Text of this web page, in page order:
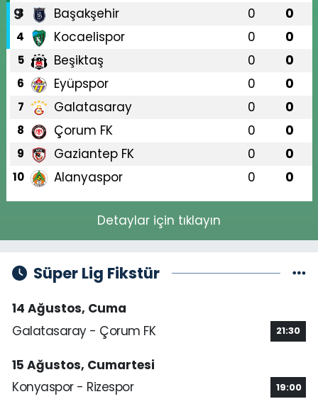
3 Başakşehir 0 0
4 Kocaelispor 0 0
5 Beşiktaş 0 0
6 Eyüpspor 0 0
7 Galatasaray 0 0
8 Çorum FK 0 0
9 Gaziantep FK 0 0
10 Alanyaspor 0 0
Detaylar için tıklayın
Süper Lig Fikstür
14 Ağustos, Cuma
Galatasaray - Çorum FK
21:30
15 Ağustos, Cumartesi
Konyaspor - Rizespor
19:00